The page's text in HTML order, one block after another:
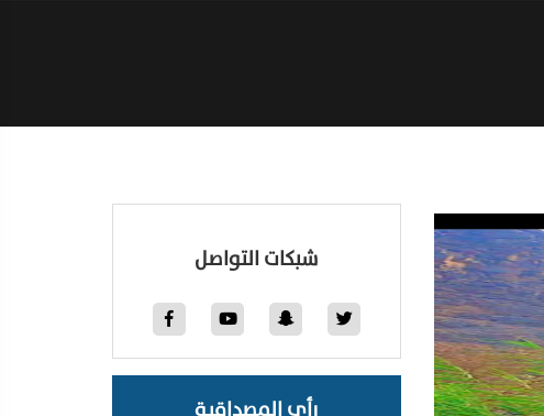
شبكات التواصل